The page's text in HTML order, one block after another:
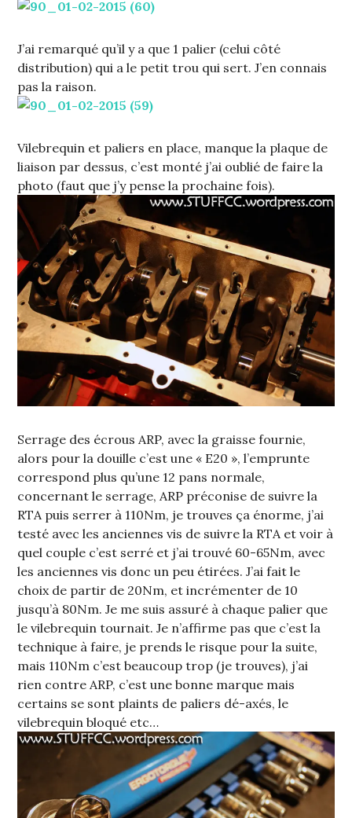
J’ai remarqué qu’il y a que 1 palier (celui côté
distribution) qui a le petit trou qui sert. J’en connais
pas la raison.
Vilebrequin et paliers en place, manque la plaque de
liaison par dessus, c’est monté j’ai oublié de faire la
photo (faut que j’y pense la prochaine fois).
Serrage des écrous ARP, avec la graisse fournie,
alors pour la douille c’est une « E20 », l’emprunte
correspond plus qu’une 12 pans normale,
concernant le serrage, ARP préconise de suivre la
RTA puis serrer à 110Nm, je trouves ça énorme, j’ai
testé avec les anciennes vis de suivre la RTA et voir à
quel couple c’est serré et j’ai trouvé 60-65Nm, avec
les anciennes vis donc un peu étirées. J’ai fait le
choix de partir de 20Nm, et incrémenter de 10
jusqu’à 80Nm. Je me suis assuré à chaque palier que
le vilebrequin tournait. Je n’affirme pas que c’est la
technique à faire, je prends le risque pour la suite,
mais 110Nm c’est beaucoup trop (je trouves), j’ai
rien contre ARP, c’est une bonne marque mais
certains se sont plaints de paliers dé-axés, le
vilebrequin bloqué etc…